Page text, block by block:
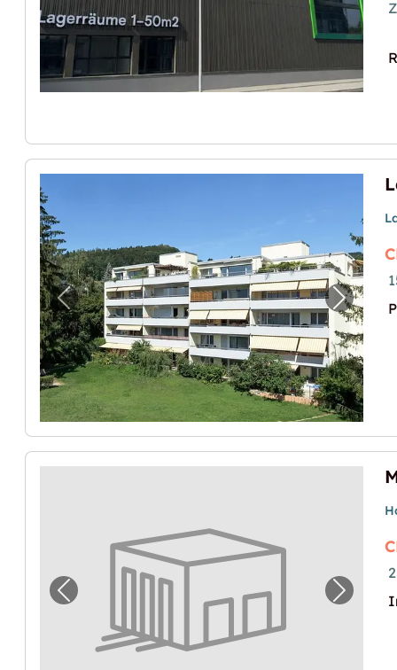
Vorheriges Bild für "Lagerraum im
Vorheriges Bild für "Mehr Platz für Hobby